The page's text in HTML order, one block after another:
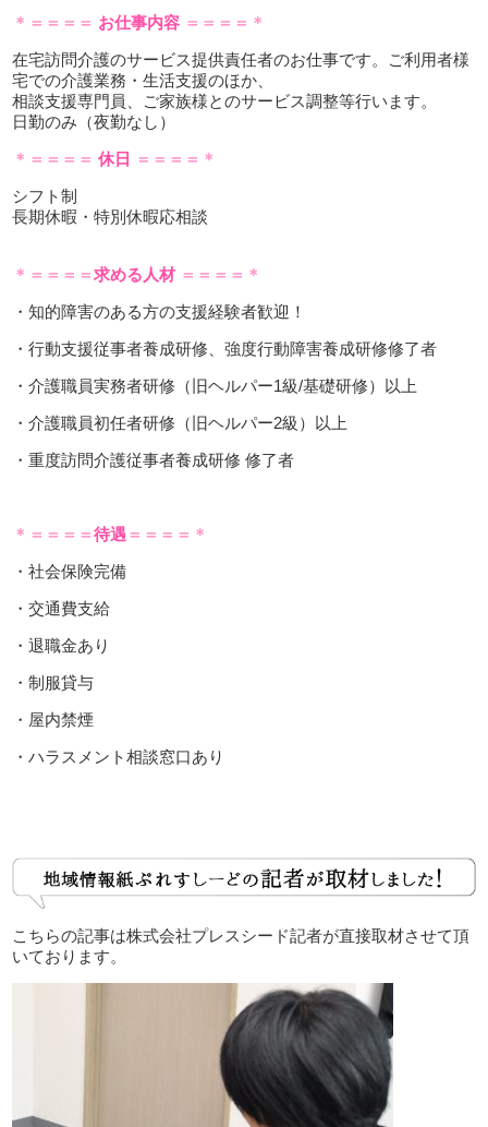
＊＝＝＝＝ お仕事内容 ＝＝＝＝＊
在宅訪問介護のサービス提供責任者のお仕事です。ご利用者様
宅での介護業務・生活支援のほか、
相談支援専門員、ご家族様とのサービス調整等行います。
日勤のみ（夜勤なし）
＊＝＝＝＝ 休日 ＝＝＝＝＊
シフト制
長期休暇・特別休暇応相談
＊＝＝＝＝求める人材 ＝＝＝＝＊
・知的障害のある方の支援経験者歓迎！
・行動支援従事者養成研修、強度行動障害養成研修修了者
・介護職員実務者研修（旧ヘルパー1級/基礎研修）以上
・介護職員初任者研修（旧ヘルパー2級）以上
・重度訪問介護従事者養成研修 修了者
＊＝＝＝＝待遇 ＝＝＝＝＊
・社会保険完備
・交通費支給
・退職金あり
・制服貸与
・屋内禁煙
・ハラスメント相談窓口あり
こちらの記事は株式会社プレスシード記者が直接取材させて頂
いております。